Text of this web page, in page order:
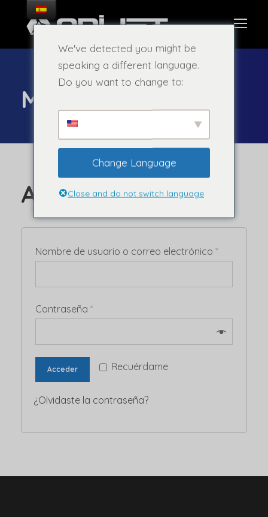
Mi cuenta
Acceder
Nombre de usuario o correo electrónico *
Contraseña *
Recuérdame
Acceder
¿Olvidaste la contraseña?
We've detected you might be
speaking a different language.
Do you want to change to:
Change Language
Close and do not switch language